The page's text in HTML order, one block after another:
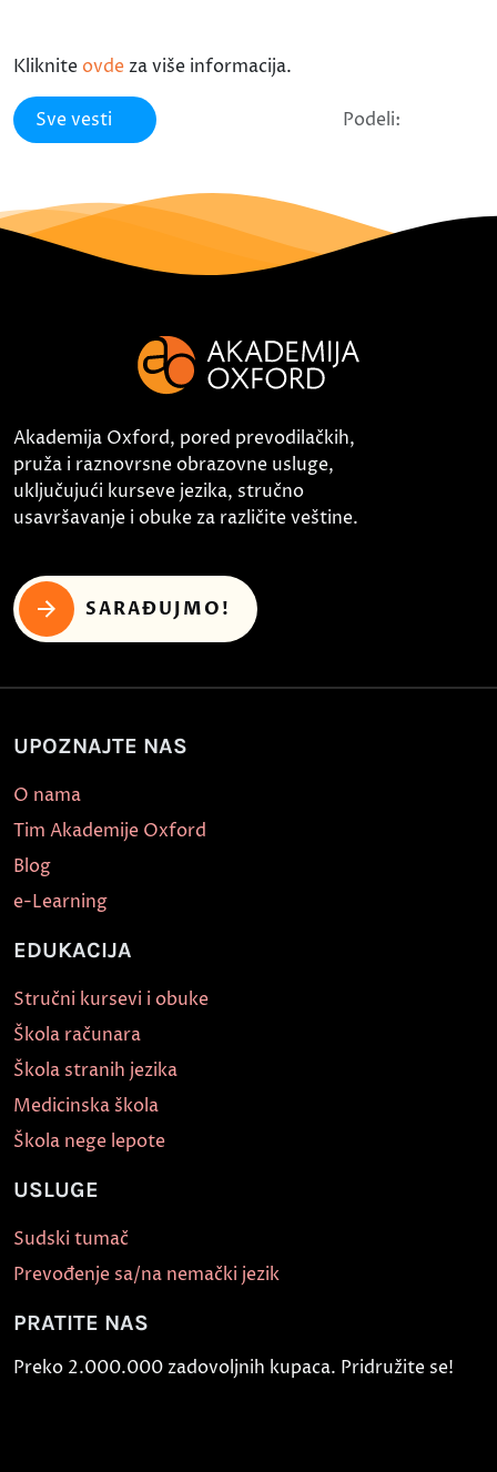
Kliknite ovde za više informacija.
Sve vesti Podeli:
Akademija Oxford, pored prevodilačkih,
pruža i raznovrsne obrazovne usluge,
uključujući kurseve jezika, stručno
usavršavanje i obuke za različite veštine.
SARAĐUJMO!
UPOZNAJTE NAS
O nama
Tim Akademije Oxford
Blog
e-Learning
EDUKACIJA
Stručni kursevi i obuke
Škola računara
Škola stranih jezika
Medicinska škola
Škola nege lepote
USLUGE
Sudski tumač
Prevođenje sa/na nemački jezik
PRATITE NAS
Preko 2.000.000 zadovoljnih kupaca. Pridružite se!